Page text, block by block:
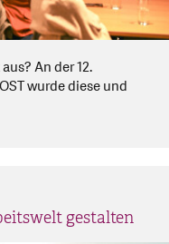
An der 12.
wurde diese und
gestalten